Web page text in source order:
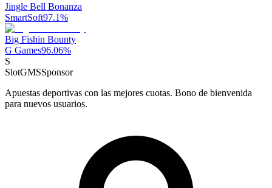
Jingle Bell Bonanza
SmartSoft97.1%
Big Fishin Bounty
G Games96.06%
S
SlotGMSSponsor
Apuestas deportivas con las mejores cuotas. Bono de bienvenida
para nuevos usuarios.